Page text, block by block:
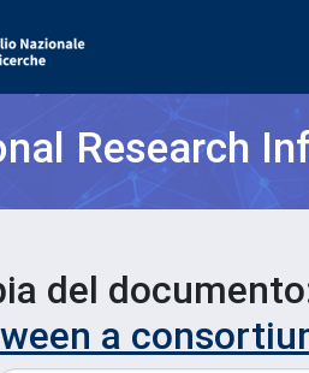
Research
del
a